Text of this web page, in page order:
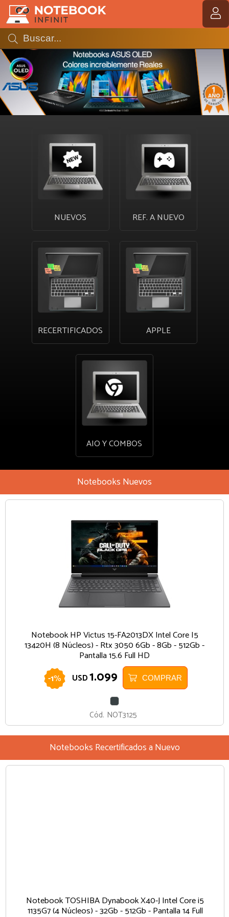
MI COMPRA
NUEVOS REF. A NUEVO
RECERTIFICADOS APPLE
AIO Y COMBOS
Notebooks Nuevos
Notebook HP Victus 15-FA2013DX Intel Core I5
13420H (8 Núcleos) - Rtx 3050 6Gb - 8Gb - 512Gb -
Pantalla 15.6 Full HD
-1% USD1.099 COMPRAR
OSCURO
Cód. NOT3125
Notebooks Recertificados a Nuevo
Notebook TOSHIBA Dynabook X40-J Intel Core i5
1135G7 (4 Núcleos) - 32Gb - 512Gb - Pantalla 14 Full